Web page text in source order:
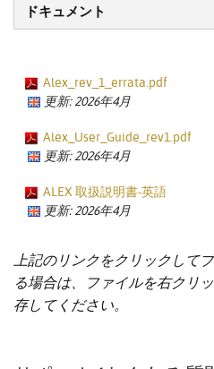
ドキュメント
Alex_rev_1_errata.pdf
更新: 2026年4月
Alex_User_Guide_rev1.pdf
更新: 2026年4月
ALEX 取扱説明書-英語
更新: 2026年4月
上記のリンクをクリックして
る場合は、ファイルを右クリ
存してください。